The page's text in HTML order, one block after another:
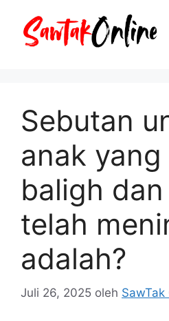
Sebutan
anak
baligh
telah
adalah?
Juli 26, 2025 oleh SawTak